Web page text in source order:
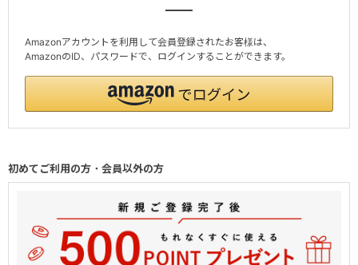
Amazonアカウントを利用して会員登録されたお客様は、
AmazonのID、パスワードで、ログインすることができます。
初めてご利用の方・会員以外の方